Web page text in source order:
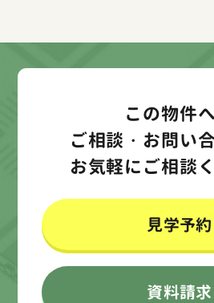
この物件
ご相談・お問い
お気軽にご相談
見学予約
資料請求